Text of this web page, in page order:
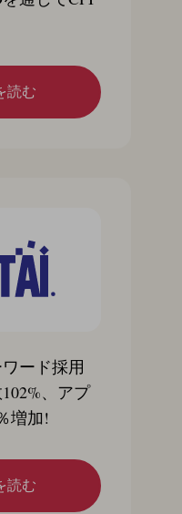
読む
ード採用
、アプ
増加!
読む